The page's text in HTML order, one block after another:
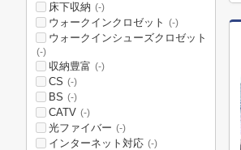
床下収納 (-)
ウォークインクロゼット (-)
ウォークインシューズクロゼット
(-)
収納豊富 (-)
CS (-)
BS (-)
CATV (-)
光ファイバー (-)
インターネット対応 (-)